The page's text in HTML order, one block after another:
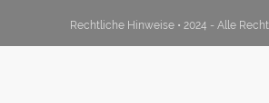
Rechtliche Hinweise • 2024 - Alle